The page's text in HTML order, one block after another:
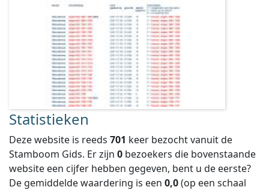
Statistieken
Deze website is reeds 701 keer bezocht vanuit de
Stamboom Gids. Er zijn 0 bezoekers die bovenstaande
website een cijfer hebben gegeven, bent u de eerste?
De gemiddelde waardering is een 0,0(op een schaal